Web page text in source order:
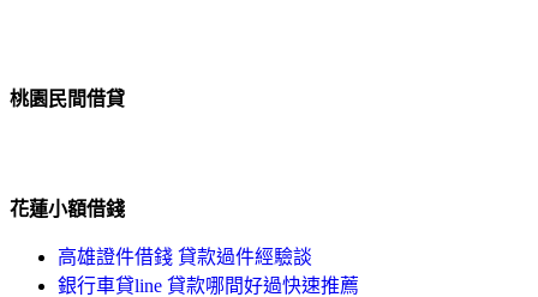
桃園民間借貸
花蓮小額借錢
高雄證件借錢 貸款過件經驗談
銀行車貸line 貸款哪間好過快速推薦